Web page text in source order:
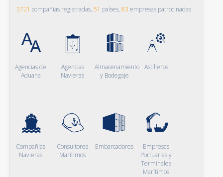
3721 compañías registradas, 51 países, 83 empresas patrocinadas
Agencias de
Aduana
Agencias
Navieras
Almacenamiento
y Bodegaje
Astilleros
Compañías
Navieras
Consultores
Marítimos
Embarcadores
Empresas
Portuarias y
Terminales
Marítimos